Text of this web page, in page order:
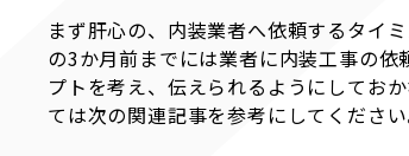
まず肝心の、内装業者へ依頼するタイ
の3か月前までには業者に内装工事の
プトを考え、伝えられるようにしてお
ては次の関連記事を参考にしてください